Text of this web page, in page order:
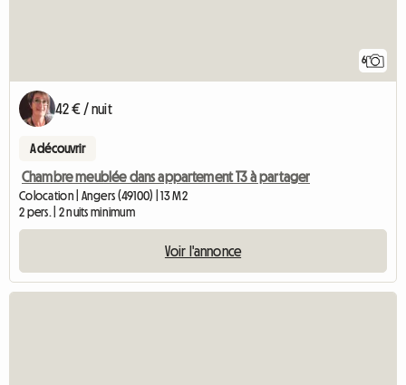
6
42 € / nuit
A découvrir
Chambre meublée dans appartement T3 à partager
Colocation | Angers (49100) | 13 M2
2 pers. | 2 nuits minimum
Voir l'annonce